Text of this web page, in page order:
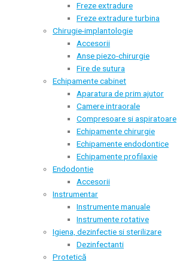
Freze extradure
Freze extradure turbina
Chirugie-implantologie
Accesorii
Anse piezo-chirurgie
Fire de sutura
Echipamente cabinet
Aparatura de prim ajutor
Camere intraorale
Compresoare si aspiratoare
Echipamente chirurgie
Echipamente endodontice
Echipamente profilaxie
Endodontie
Accesorii
Instrumentar
Instrumente manuale
Instrumente rotative
Igiena, dezinfectie si sterilizare
Dezinfectanti
Protetică